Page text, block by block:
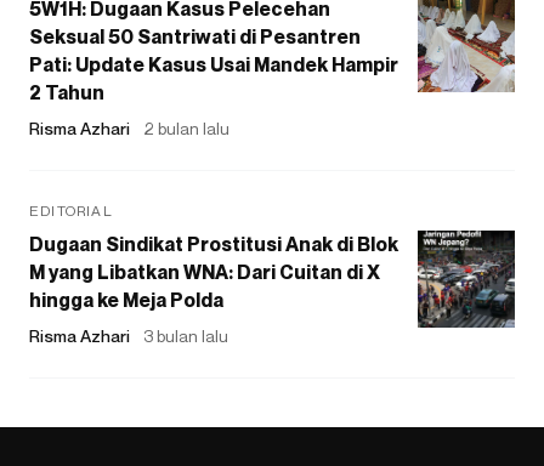
5W1H: Dugaan Kasus Pelecehan
Seksual 50 Santriwati di Pesantren
Pati: Update Kasus Usai Mandek Hampir
2 Tahun
Risma Azhari 2 bulan lalu
EDITORIAL
Dugaan Sindikat Prostitusi Anak di Blok
M yang Libatkan WNA: Dari Cuitan di X
hingga ke Meja Polda
Risma Azhari 3 bulan lalu